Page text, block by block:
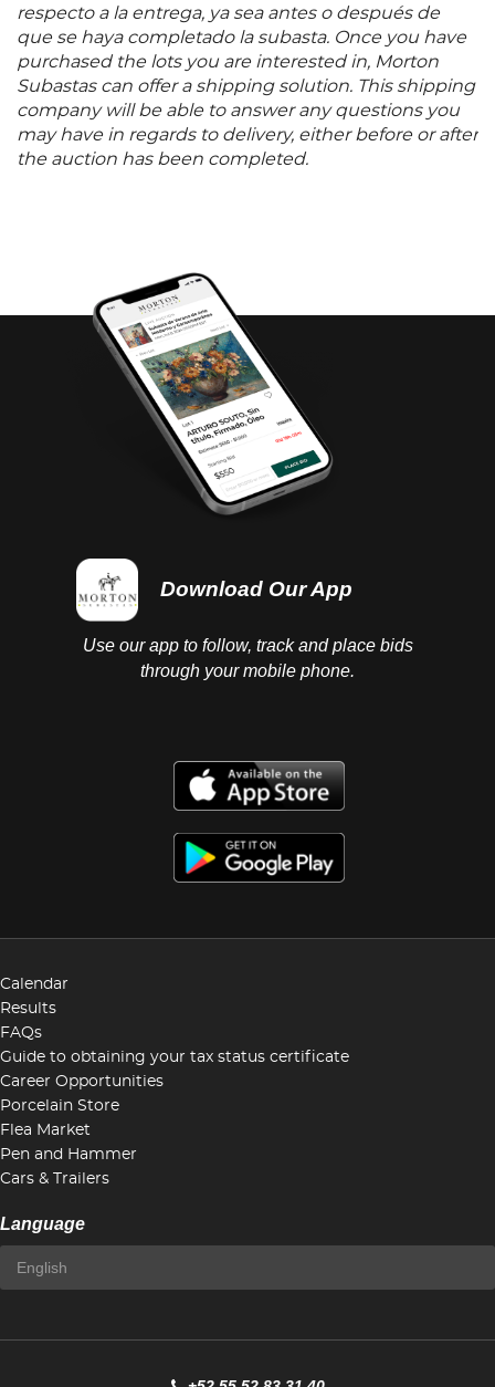
contemplación, la naturaleza y el cuerpo humano;
todo ello, para hacer de su pintura una antología
poética de color y formas. Capturaba universos
donde coexisten la bondad y la violencia, el amor
maternal y una sensual mirada desbordante, la luz y
la oscuridad. Contrario a Rufino Tamayo, quien usó
la luz como recurso principal para su producción,
vibraciones que llevan la superficie plástica hacia
una cálida y profunda atmósfera que nos envuelve
en su ya lograda extraordinaria espacialidad
". Fuente consultada: BARREDA, Octavio.
Atmósferas. Ricardo Martínez.
México. Siglo XII Editores - CONACULTA - INBA -,
2007, pp. 15-24. 80 x 105 cm
respecto a la entrega, ya sea antes o después de
que se haya completado la subasta. Once you have
purchased the lots you are interested in, Morton
Subastas can offer a shipping solution. This shipping
company will be able to answer any questions you
may have in regards to delivery, either before or after
the auction has been completed.
Download Our App
Use our app to follow, track and place bids
through your mobile phone.
Calendar
Results
FAQs
Guide to obtaining your tax status certificate
Career Opportunities
Porcelain Store
Flea Market
Pen and Hammer
Cars & Trailers
Language